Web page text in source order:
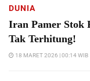
DUNIA
Iran Pamer Stok
Tak Terhitung!
18 MARET 2026 | 00:14 WIB